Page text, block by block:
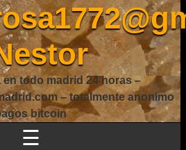
en todo madrid 24 horas –
– totalmente anonimo
bitcoin
☰